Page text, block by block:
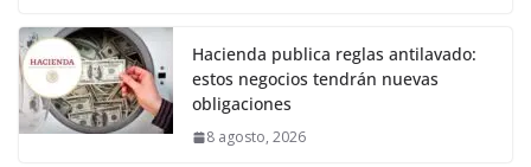
Hacienda publica reglas antilavado:
estos negocios tendrán nuevas
obligaciones
8 agosto, 2026